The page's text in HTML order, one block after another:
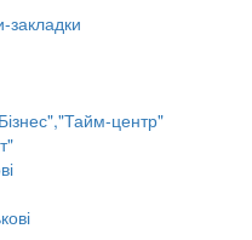
закладки
центр"